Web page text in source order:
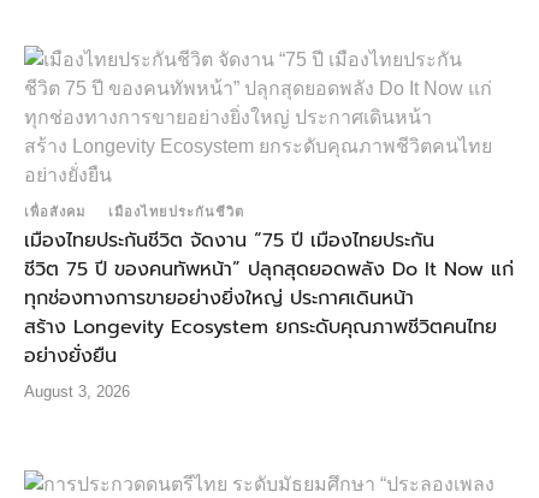
เพื่อสังคม เมืองไทยประกันชีวิต
เมืองไทยประกันชีวิต จัดงาน “75 ปี เมืองไทยประกัน
ชีวิต 75 ปี ของคนทัพหน้า” ปลุกสุดยอดพลัง Do It Now แก่
ทุกช่องทางการขายอย่างยิ่งใหญ่ ประกาศเดินหน้า
สร้าง Longevity Ecosystem ยกระดับคุณภาพชีวิตคนไทย
อย่างยั่งยืน
August 3, 2026